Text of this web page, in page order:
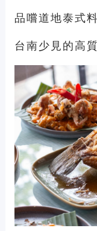
品嚐道地泰式
台南少見的高